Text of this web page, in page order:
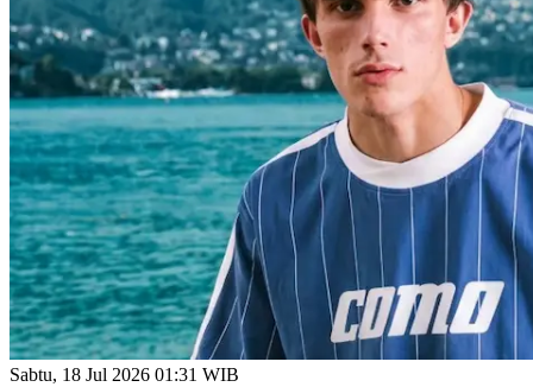
Sabtu, 18 Jul 2026 01:31 WIB